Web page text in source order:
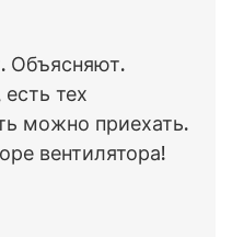
Объясняют.
тех
можно приехать.
вентилятора!